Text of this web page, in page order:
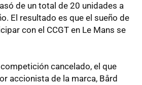
de un total de 20 unidades a
El resultado es que el sueño de
con el CCGT en Le Mans se
cancelado, el que
accionista de la marca, Bård